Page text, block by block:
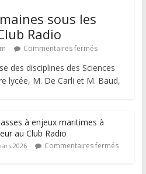
sous les
Radio
Commentaires fermés
des disciplines des Sciences
lycée, M. De Carli et M. Baud,
à enjeux maritimes à
au Club Radio
2026 Commentaires fermés